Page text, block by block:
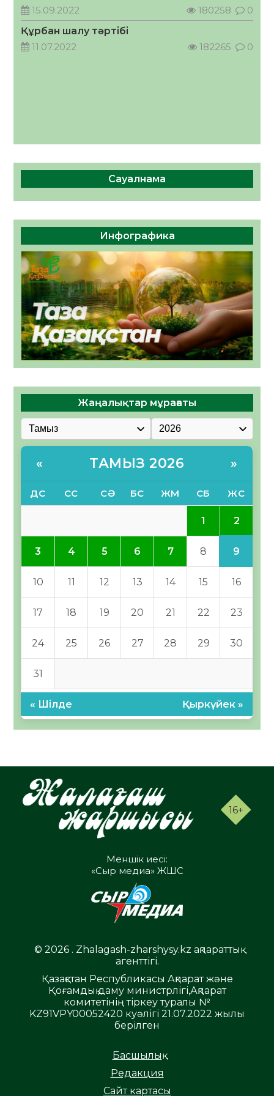
кеңесшісі болып тағайындалды
05.08.2026
59 0
15.09.2022
180258
0
Құрбан шалу тәртібі
11.07.2022
182265 0
Сауалнама
Инфографика
Жаңалықтар мұрағаты
« ТАМЫЗ 2026 »
ДС СС СӘ БС ЖМ СБ ЖС
1 2
3 4 5 6 7 8 9
10 11 12 13 14 15 16
17 18 19 20 21 22 23
24 25 26 27 28 29 30
31
« Шілде Қыркүйек »
16+
Меншік иесі:
«Сыр медиа» ЖШС
© 2026 . Zhalagash-zharshysy.kz ақпараттық
агенттігі.
Қазақстан Республикасы Ақпарат және
Қоғамдық даму министрлігі,Ақпарат
комитетінің тіркеу туралы №
KZ91VPY00052420 куәлігі 21.07.2022 жылы
берілген
Басшылық
Редакция
Сайт картасы